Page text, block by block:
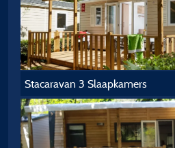
Stacaravan 3 Slaapkamers